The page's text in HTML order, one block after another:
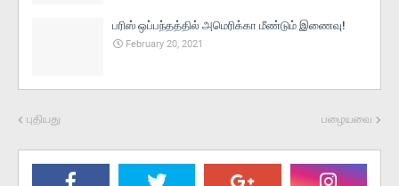
பரிஸ் ஒப்பந்தத்தில் அமெரிக்கா மீண்டும் இணைவு!
February 20, 2021
புதியது பழையவை